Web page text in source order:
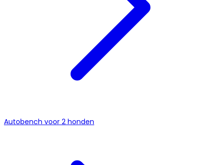
Autobench voor 2 honden